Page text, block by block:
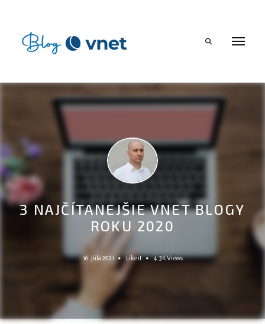
Milan
Šimka
3 NAJČÍTANEJŠIE VNET BLOGY
ROKU 2020
16. júla 2021 Like it 4.3KViews